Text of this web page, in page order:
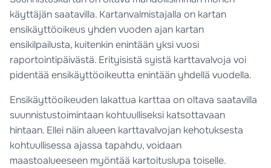
käyttäjän saatavilla. Kartanvalmistajalla on kartan
ensikäyttöoikeus yhden vuoden ajan kartan
ensikilpailusta, kuitenkin enintään yksi vuosi
raportointipäivästä. Erityisistä syistä karttavalvoja voi
pidentää ensikäyttöoikeutta enintään yhdellä vuodella.
Ensikäyttöoikeuden lakattua karttaa on oltava saatavilla
suunnistustoimintaan kohtuulliseksi katsottavaan
hintaan. Ellei näin alueen karttavalvojan kehotuksesta
kohtuullisessa ajassa tapahdu, voidaan
maastoalueeseen myöntää kartoituslupa toiselle.